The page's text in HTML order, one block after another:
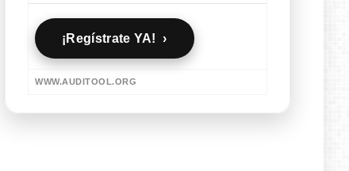
¡Regístrate YA! ›
WWW.AUDITOOL.ORG